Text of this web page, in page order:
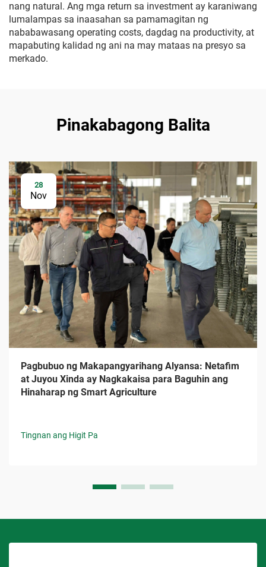
nang natural. Ang mga return sa investment ay karaniwang
lumalampas sa inaasahan sa pamamagitan ng
nababawasang operating costs, dagdag na productivity, at
mapabuting kalidad ng ani na may mataas na presyo sa
merkado.
Pinakabagong Balita
28
Nov
Pagbubuo ng Makapangyarihang Alyansa: Netafim
at Juyou Xinda ay Nagkakaisa para Baguhin ang
Hinaharap ng Smart Agriculture
Tingnan ang Higit Pa